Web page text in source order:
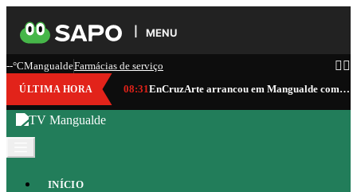
MENU
--°CMangualdeFarmácias de serviço
ÚLTIMA HORA 08:31 EnCruzArte arrancou em Mangualde com vinho, gastronomia, cultura e música
INÍCIO